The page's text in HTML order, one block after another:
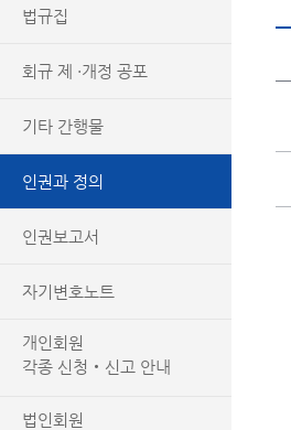
법규집
회규 제 ·개정 공포
기타 간행물
인권과 정의
인권보고서
자기변호노트
개인회원
각종 신청‧신고 안내
법인회원